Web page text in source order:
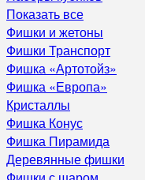
Показать все
Фишки и жетоны
Фишки Транспорт
Фишка «Артотойз»
Фишка «Европа»
Кристаллы
Фишка Конус
Фишка Пирамида
Деревянные фишки